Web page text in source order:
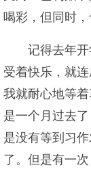
喝彩，但同时
记得去年
受着快乐，就
我就耐心地等
是一个月过去
是没有等到习
了。但是有一